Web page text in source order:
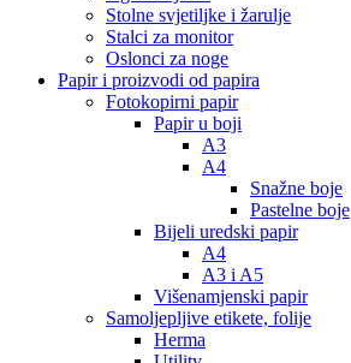
Stolne svjetiljke i žarulje
Stalci za monitor
Oslonci za noge
Papir i proizvodi od papira
Fotokopirni papir
Papir u boji
A3
A4
Snažne boje
Pastelne boje
Bijeli uredski papir
A4
A3 i A5
Višenamjenski papir
Samoljepljive etikete, folije
Herma